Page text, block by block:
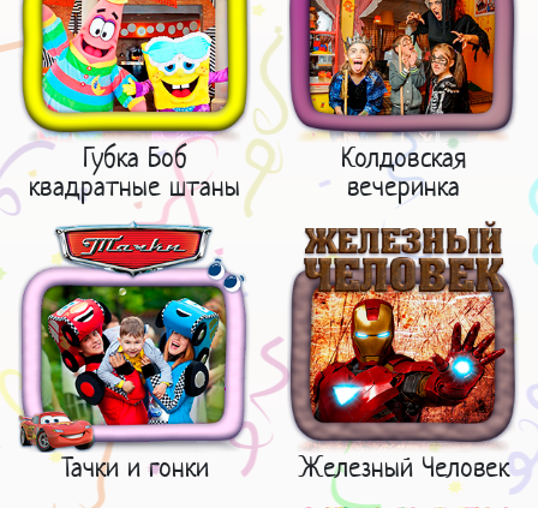
Губка Боб
квадратные штаны
Колдовская
вечеринка
Тачки и гонки Железный Человек